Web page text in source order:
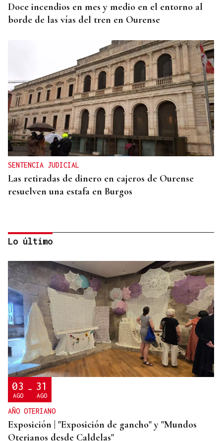
Doce incendios en mes y medio en el entorno al
borde de las vías del tren en Ourense
SENTENCIA JUDICIAL
Las retiradas de dinero en cajeros de Ourense
resuelven una estafa en Burgos
MADRES LACTANTES
Una "tetada" en Ourense para hacer visible la
lactancia
Lo último
03
AGO - 31
AGO
AÑO OTERIANO
Exposición | "Exposición de gancho" y "Mundos
Oterianos desde Caldelas"